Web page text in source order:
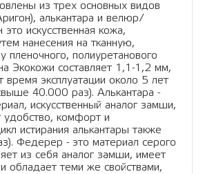
из трех основных видов
алькантара и велюр/
искусственная кожа,
нанесения на тканную,
пленочного, полиуретанового
Экокожи составляет 1,1-1,2 мм,
время эксплуатации около 5 лет
40.000 раз). Алькантара -
искусственный аналог замши,
удобство, комфорт и
истирания алькантары также
Федерер - это материал серого
из себя аналог замши, имеет
обладает теми же свойствами,